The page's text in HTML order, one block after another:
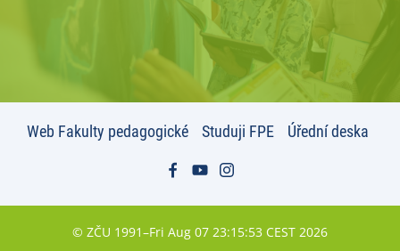
Web Fakulty pedagogické Studuji FPE Úřední deska
© ZČU 1991–Fri Aug 07 23:15:53 CEST 2026